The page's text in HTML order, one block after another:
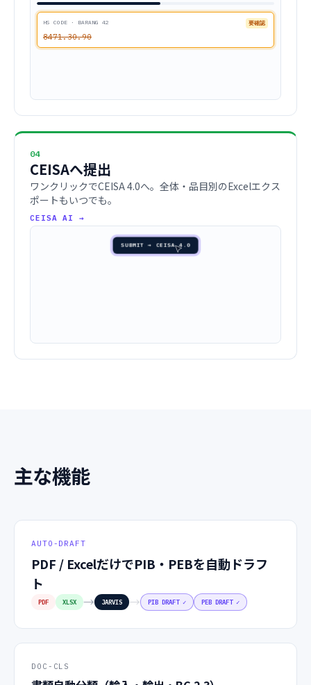
HS CODE · BARANG 42 要確認
8471.3O.90
04
CEISAへ提出
ワンクリックでCEISA 4.0へ。全体・品目別のExcelエクス
ポートもいつでも。
CEISA AI →
SUBMIT → CEISA 4.0
主な機能
AUTO-DRAFT
PDF / ExcelだけでPIB・PEBを自動ドラフ
ト
PDF XLSX → JARVIS → PIB DRAFT ✓ PEB DRAFT ✓
DOC-CLS